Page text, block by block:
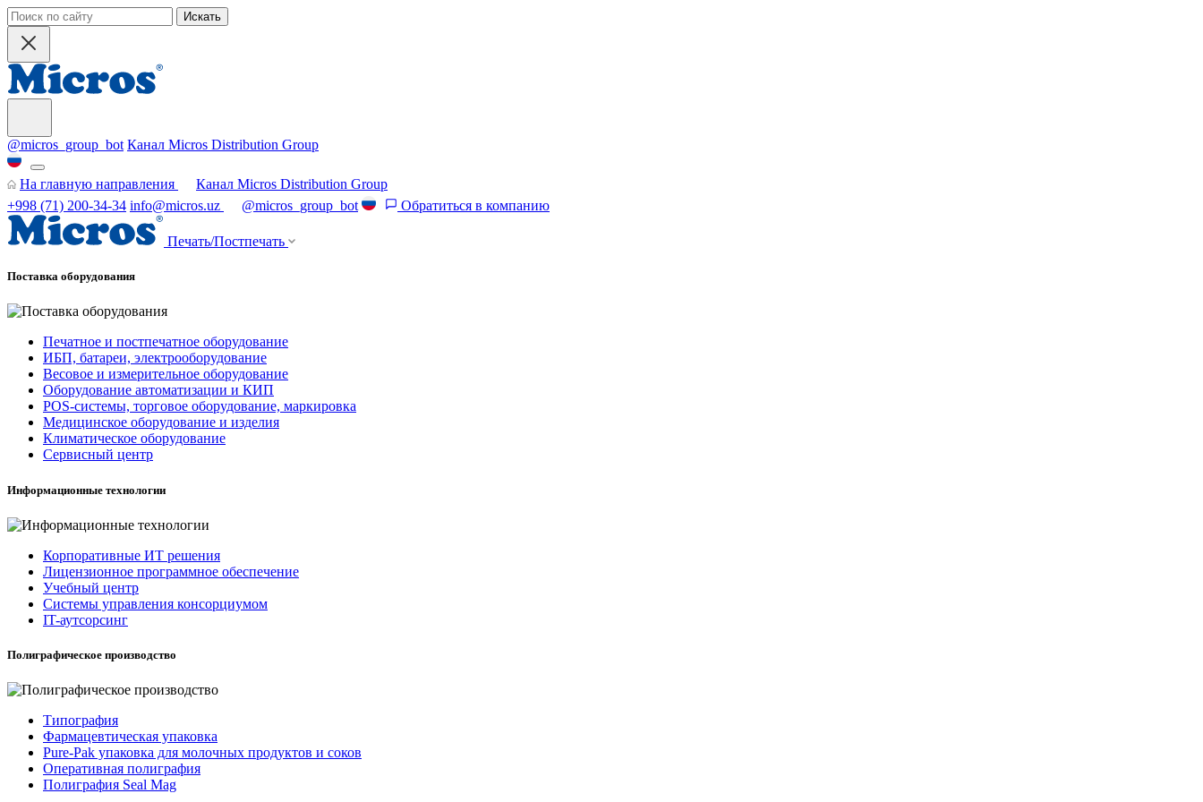
Искать
@micros_group_bot Канал Micros Distribution Group
На главную направления
Канал Micros Distribution Group
+998 (71) 200-34-34 info@micros.uz @micros_group_bot Обратиться в компанию
Печать/Постпечать
Поставка оборудования
Печатное и постпечатное оборудование
ИБП, батареи, электрооборудование
Весовое и измерительное оборудование
Оборудование автоматизации и КИП
POS-системы, торговое оборудование, маркировка
Медицинское оборудование и изделия
Климатическое оборудование
Сервисный центр
Информационные технологии
Корпоративные ИТ решения
Лицензионное программное обеспечение
Учебный центр
Системы управления консорциумом
IT-аутсорсинг
Полиграфическое производство
Типография
Фармацевтическая упаковка
Pure-Pak упаковка для молочных продуктов и соков
Оперативная полиграфия
Полиграфия Seal Mag